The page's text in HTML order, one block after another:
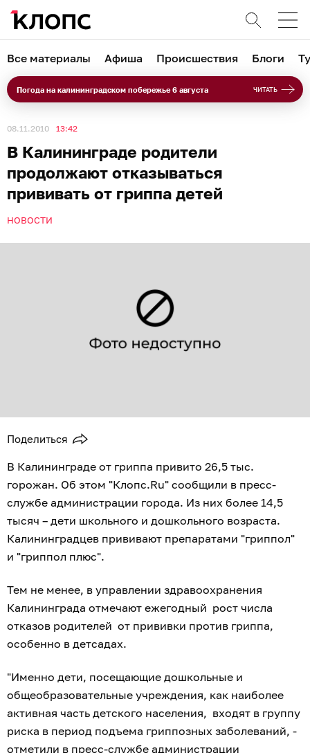
Все материалы Афиша Происшествия Блоги
Погода на калининградском побережье 6 августа ЧИТАТЬ
08.11.2010 13:42
В Калининграде родители
продолжают отказываться
прививать от гриппа детей
НОВОСТИ
Поделиться
В Калининграде от гриппа привито 26,5 тыс.
горожан. Об этом "Клопс.Ru" сообщили в пресс-
службе администрации города. Из них более 14,5
тысяч – дети школьного и дошкольного возраста.
Калининградцев прививают препаратами "гриппол"
и "гриппол плюс".
Тем не менее, в управлении здравоохранения
Калининграда отмечают ежегодный рост числа
отказов родителей от прививки против гриппа,
особенно в детсадах.
"Именно дети, посещающие дошкольные и
общеобразовательные учреждения, как наиболее
активная часть детского населения, входят в группу
риска в период подъема гриппозных заболеваний, -
отметили в пресс-службе администрации